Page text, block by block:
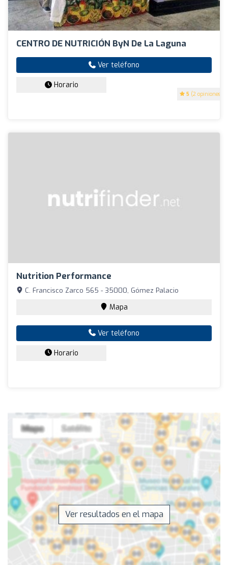
CENTRO DE NUTRICIÓN ByN De La Laguna
5 (2 opiniones)
Ver teléfono
Horario
Nutrition Performance
C. Francisco Zarco 565 - 35000, Gómez Palacio
Mapa
Ver teléfono
Horario
Ver resultados en el mapa